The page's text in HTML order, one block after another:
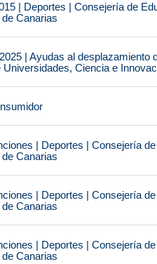
| Deportes | Consejería de
Canarias
| Ayudas al desplazamiento
Ciencia e
| Deportes | Consejería
Canarias
| Deportes | Consejería
Canarias
| Deportes | Consejería
Canarias